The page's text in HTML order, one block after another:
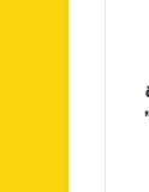
212”